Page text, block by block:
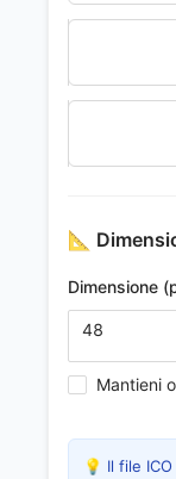
📐
Dimensione
Mantieni
💡 Il file